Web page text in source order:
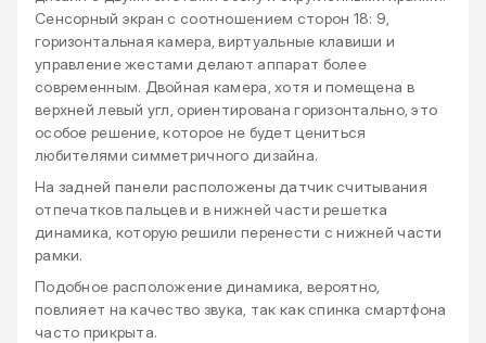
Сенсорный экран с соотношением сторон 18: 9,
горизонтальная камера, виртуальные клавиши и
управление жестами делают аппарат более
современным. Двойная камера, хотя и помещена в
верхней левый угл, ориентирована горизонтально, это
особое решение, которое не будет цениться
любителями симметричного дизайна.
На задней панели расположены датчик считывания
отпечатков пальцев и в нижней части решетка
динамика, которую решили перенести с нижней части
рамки.
Подобное расположение динамика, вероятно,
повлияет на качество звука, так как спинка смартфона
часто прикрыта.